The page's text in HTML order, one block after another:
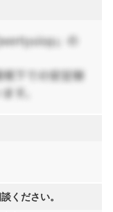
ください。